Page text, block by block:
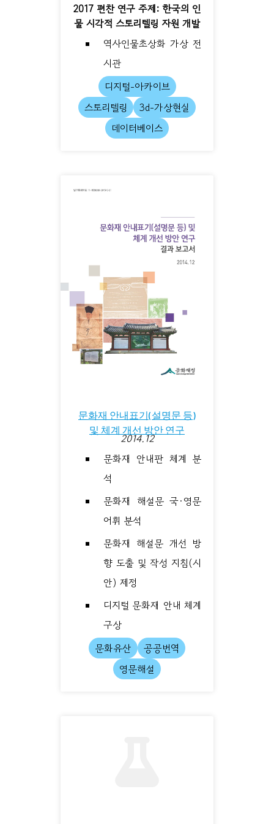
2017 편찬 연구 주제: 한국의 인
물 시각적 스토리텔링 자원 개발
역사인물초상화 가상 전
시관
디지털-아카이브
스토리텔링
3d-가상현실
데이터베이스
문화재 안내표기(설명문 등)
및 체계 개선 방안 연구
2014.12
문화재 안내판 체계 분
석
문화재 해설문 국·영문
어휘 분석
문화재 해설문 개선 방
향 도출 및 작성 지침(시
안) 제정
디지털 문화재 안내 체계
구상
문화유산
공공번역
영문해설